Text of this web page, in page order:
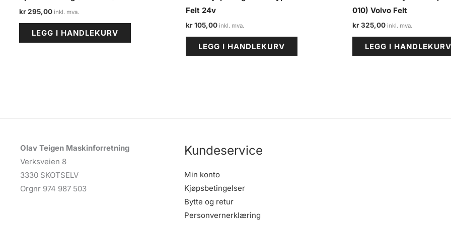
kr295,00
LEGG I HANDLEKURV
Felt 24v
kr105,00
LEGG I HANDLEKURV
010) Volvo Felt
kr325,00
LEGG I HANDLEKURV
Olav Teigen Maskinforretning
Verksveien 8
3330 SKOTSELV
Orgnr 974 987 503
Kundeservice
Min konto
Kjøpsbetingelser
Bytte og retur
Personvernerklæring